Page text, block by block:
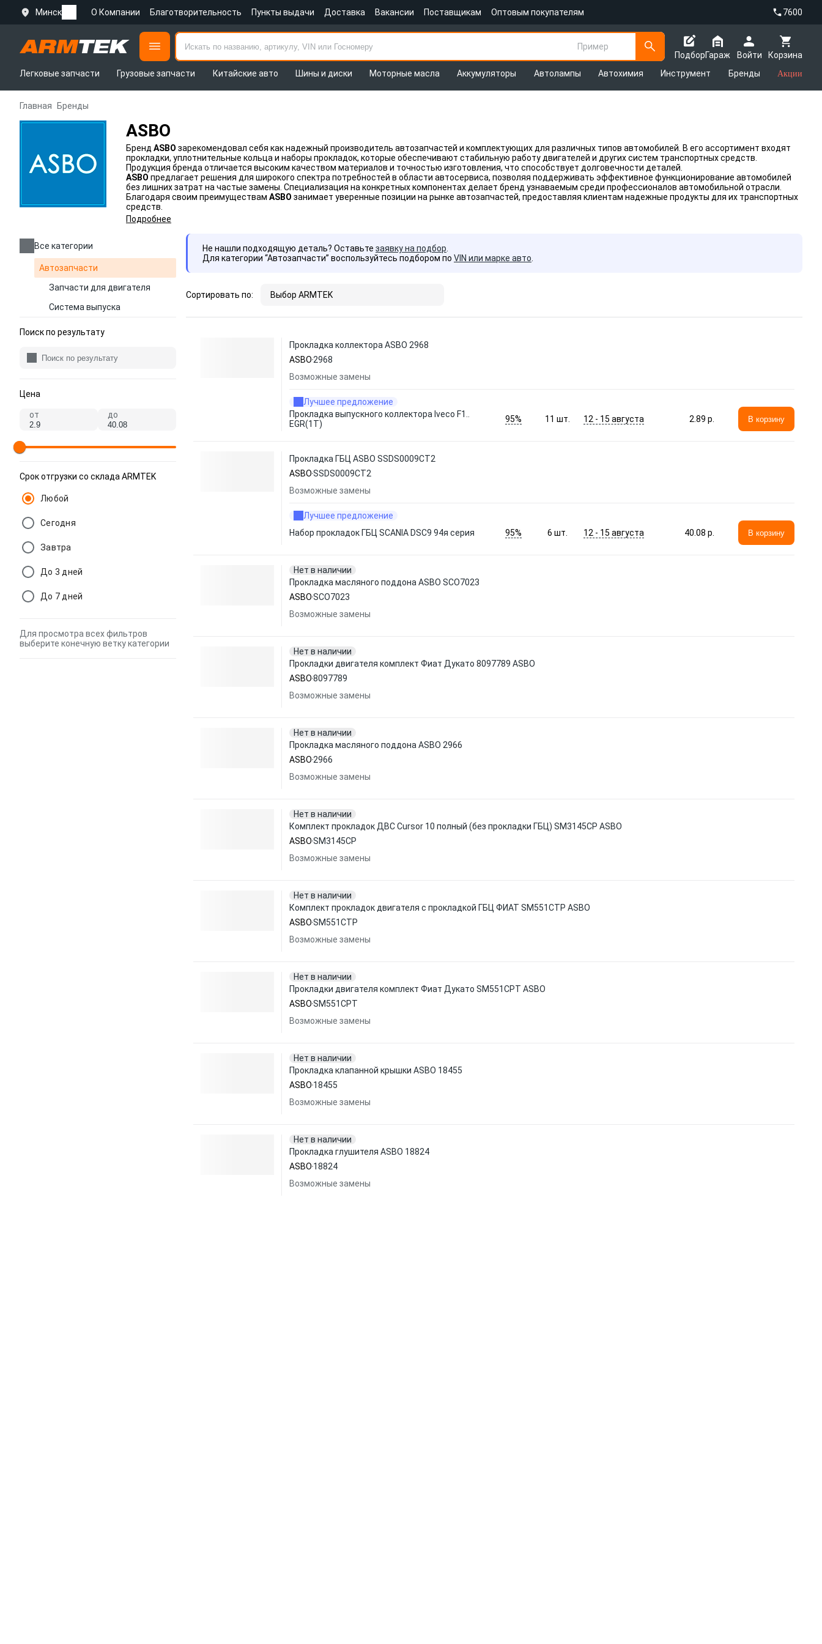
Минск О Компании Благотворительность Пункты выдачи Доставка Вакансии Поставщикам Оптовым покупателям 7600
Пример
Подбор
Корзина
Гараж
Войти
Легковые запчасти
Грузовые запчасти Китайские авто Шины и диски Моторные масла Аккумуляторы Автолампы Автохимия Инструмент Бренды Акции
Главная Бренды
ASBO
Бренд ASBO зарекомендовал себя как надежный производитель автозапчастей и комплектующих для различных типов автомобилей. В его ассортимент входят
прокладки, уплотнительные кольца и наборы прокладок, которые обеспечивают стабильную работу двигателей и других систем транспортных средств.
Продукция бренда отличается высоким качеством материалов и точностью изготовления, что способствует долговечности деталей.
ASBO предлагает решения для широкого спектра потребностей в области автосервиса, позволяя поддерживать эффективное функционирование автомобилей
без лишних затрат на частые замены. Специализация на конкретных компонентах делает бренд узнаваемым среди профессионалов автомобильной отрасли.
Благодаря своим преимуществам ASBO занимает уверенные позиции на рынке автозапчастей, предоставляя клиентам надежные продукты для их транспортных
средств.
Подробнее
Все категории
Автозапчасти
Запчасти для двигателя
Система выпуска
Поиск по результату
Цена
от до
Срок отгрузки со склада ARMTEK
Любой
Сегодня
Завтра
До 3 дней
До 7 дней
Для просмотра всех фильтров
выберите конечную ветку категории
Не нашли подходящую деталь? Оставьте заявку на подбор
Для категории “Автозапчасти” воспользуйтесь подбором по VIN или марке авто
Сортировать по: Выбор ARMTEK
Прокладка коллектора ASBO 2968
ASBO 2968
Возможные замены
Лучшее предложение
Прокладка выпускного коллектора Iveco F1..
EGR(1T)
95% 11 шт. 12 - 15 августа 2.89 p. В корзину
Прокладка ГБЦ ASBO SSDS0009CT2
ASBOSSDS0009CT2
Возможные замены
Лучшее предложение
Набор прокладок ГБЦ SCANIA DSC9 94я серия
95% 6 шт. 12 - 15 августа 40.08 p. В корзину
Нет в наличии
Прокладка масляного поддона ASBO SCO7023
ASBOSCO7023
Возможные замены
Нет в наличии
Прокладки двигателя комплект Фиат Дукато 8097789 ASBO
ASBO8097789
Возможные замены
Нет в наличии
Прокладка масляного поддона ASBO 2966
ASBO 2966
Возможные замены
Нет в наличии
Комплект прокладок ДВС Cursor 10 полный (без прокладки ГБЦ) SM3145CP ASBO
ASBOSM3145CP
Возможные замены
Нет в наличии
Комплект прокладок двигателя с прокладкой ГБЦ ФИАТ SM551CTP ASBO
ASBOSM551CTP
Возможные замены
Нет в наличии
Прокладки двигателя комплект Фиат Дукато SM551CPT ASBO
ASBOSM551CPT
Возможные замены
Нет в наличии
Прокладка клапанной крышки ASBO 18455
ASBO 18455
Возможные замены
Нет в наличии
Прокладка глушителя ASBO 18824
ASBO 18824
Возможные замены